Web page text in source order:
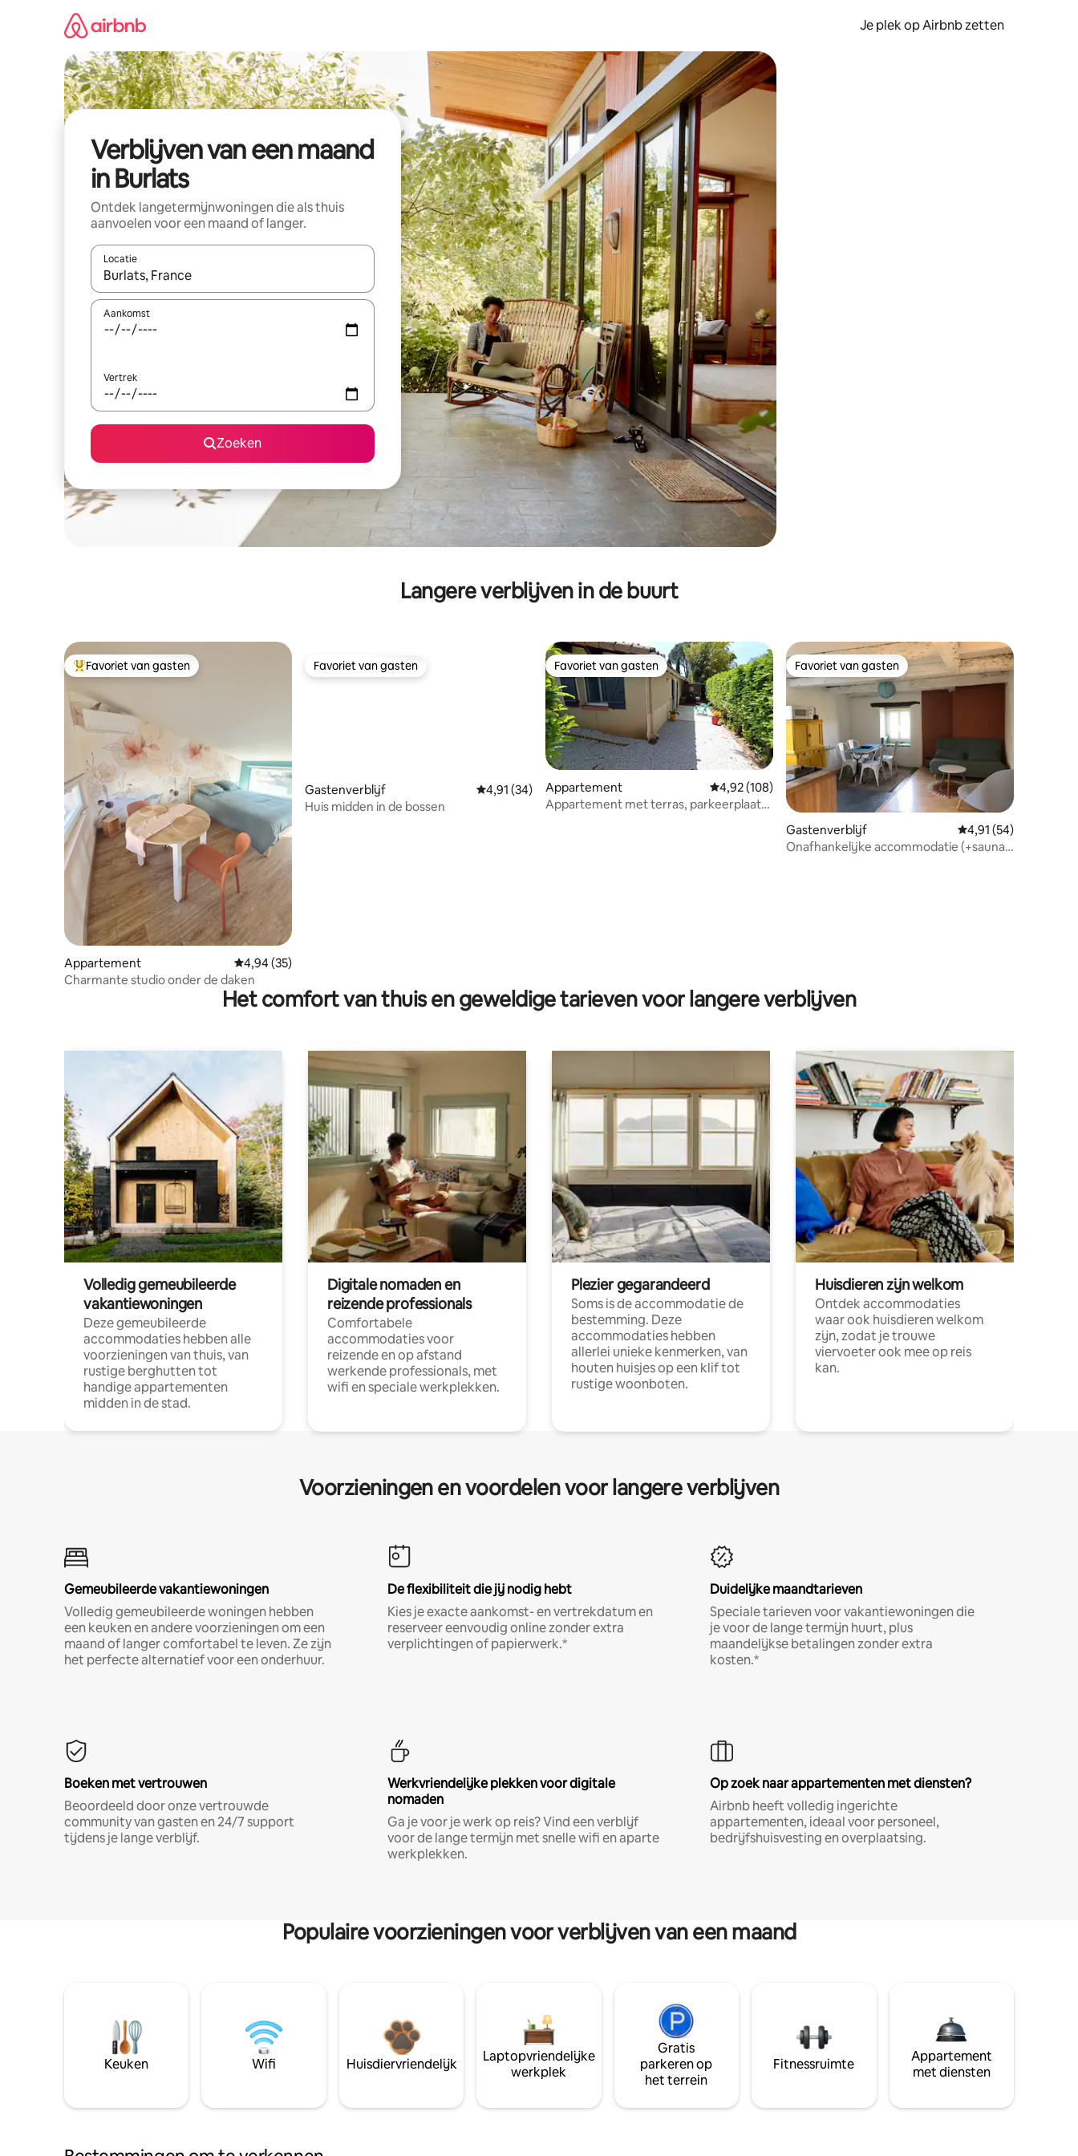
Je plek op Airbnb zetten
Verblijven van een maand
in Burlats
Ontdek langetermijnwoningen die als thuis
aanvoelen voor een maand of langer.
Locatie
Wanneer er resultaten beschikbaar zijn, maak je een keuze met je de pijltjestoetsen omhoog en omlaag, óf door te tikken of swipen.
Aankomst
Vertrek
Zoeken
Langere verblijven in de buurt
Topfavoriet van gasten
Favoriet van gasten
Appartement Gemiddelde beoordeling van 4,94 op 5, 35 recensies
4,94 (35)
Charmante studio onder de daken
Favoriet van gasten
Favoriet van gasten
Gastenverblijf Gemiddelde beoordeling van 4,91 op 5, 34 recensies
4,91 (34)
Huis midden in de bossen
Favoriet van gasten
Favoriet van gasten
Appartement Gemiddelde beoordeling van 4,92 op 5, 108 recensies
4,92 (108)
Appartement met terras, parkeerplaats,
Favoriet van gasten
Favoriet van gasten
Gastenverblijf Gemiddelde
4,91 (54)
Onafhankelijke accommodatie (+sauna)
Het comfort van thuis en geweldige tarieven voor langere verblijven
Volledig gemeubileerde
vakantiewoningen
Deze gemeubileerde
accommodaties hebben alle
voorzieningen van thuis, van
rustige berghutten tot
handige appartementen
midden in de stad.
Digitale nomaden en
reizende professionals
Comfortabele
accommodaties voor
reizende en op afstand
werkende professionals, met
wifi en speciale werkplekken.
Plezier gegarandeerd
Soms is de accommodatie de
bestemming. Deze
accommodaties hebben
allerlei unieke kenmerken, van
houten huisjes op een klif tot
rustige woonboten.
Huisdieren zijn welkom
Ontdek accommodaties
waar ook huisdieren welkom
zijn, zodat je trouwe
viervoeter ook mee op reis
kan.
Voorzieningen en voordelen voor langere verblijven
Gemeubileerde vakantiewoningen
Volledig gemeubileerde woningen hebben
een keuken en andere voorzieningen om een
maand of langer comfortabel te leven. Ze zijn
het perfecte alternatief voor een onderhuur.
De flexibiliteit die jij nodig hebt
Kies je exacte aankomst- en vertrekdatum en
reserveer eenvoudig online zonder extra
verplichtingen of papierwerk.*
Duidelijke maandtarieven
Speciale tarieven voor vakantiewoningen die
je voor de lange termijn huurt, plus
maandelijkse betalingen zonder extra
kosten.*
Boeken met vertrouwen
Beoordeeld door onze vertrouwde
community van gasten en 24/7 support
tijdens je lange verblijf.
Werkvriendelijke plekken voor digitale
nomaden
Ga je voor je werk op reis? Vind een verblijf
voor de lange termijn met snelle wifi en aparte
werkplekken.
Op zoek naar appartementen met diensten?
Airbnb heeft volledig ingerichte
appartementen, ideaal voor personeel,
bedrijfshuisvesting en overplaatsing.
Populaire voorzieningen voor verblijven van een maand
Keuken Wifi Huisdiervriendelijk
Laptopvriendelijke
werkplek
Gratis
parkeren op
het terrein
Fitnessruimte
Appartement
met diensten